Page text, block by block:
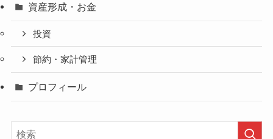
資産形成・お金
投資
節約・家計管理
プロフィール